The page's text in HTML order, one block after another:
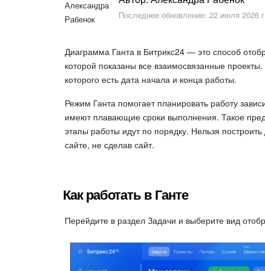
Последнее обновление: 22 июля 2026
Диаграмма Ганта в Битрикс24 — это способ
которой показаны все взаимосвязанные
которого есть дата начала и конца работы.
Режим Ганта помогает планировать работу
имеют плавающие сроки выполнения. Такое
этапы работы идут по порядку. Нельзя
сайте, не сделав сайт.
Как работать в Ганте
Перейдите в раздел Задачи и выберите вид